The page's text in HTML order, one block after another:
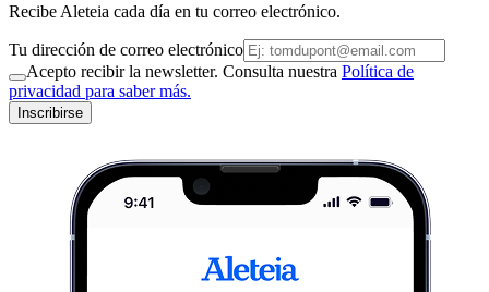
Recibe Aleteia cada día en tu correo electrónico.
Tu dirección de correo electrónico
Acepto recibir la newsletter. Consulta nuestra Política de
privacidad para saber más.
Inscribirse